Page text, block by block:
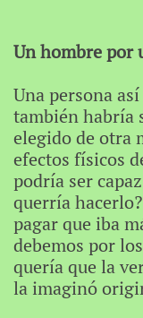
Un hombre por
Una persona
también habría
elegido de otra
efectos físicos
podría ser
querría
pagar que iba
debemos por
quería que la
la imaginó